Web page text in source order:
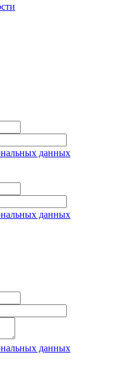
данных
данных
данных